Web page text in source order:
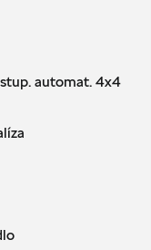
automat. 4x4